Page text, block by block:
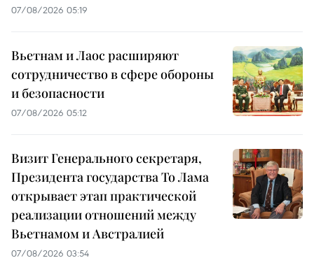
07/08/2026 05:19
Вьетнам и Лаос расширяют
сотрудничество в сфере обороны
и безопасности
07/08/2026 05:12
Визит Генерального секретаря,
Президента государства То Лама
открывает этап практической
реализации отношений между
Вьетнамом и Австралией
07/08/2026 03:54